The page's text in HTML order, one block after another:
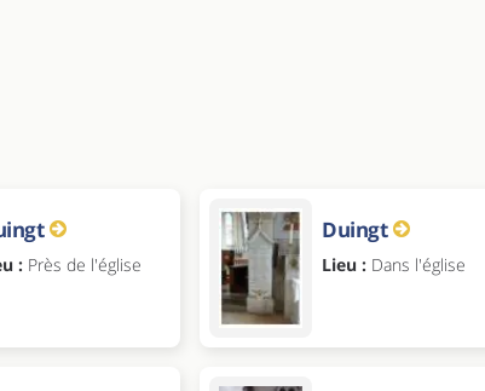
: Près de l'église
Duingt
Lieu : Dans l'église